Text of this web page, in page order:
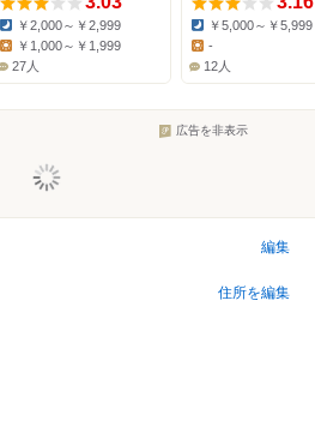
Dinner:
￥2,000～￥2,999
Lunch:
￥1,000～￥1,999
27人
Dinner:
￥5,000～￥5,999
Lunch:
-
12人
広告を非表示
編集
住所を編集